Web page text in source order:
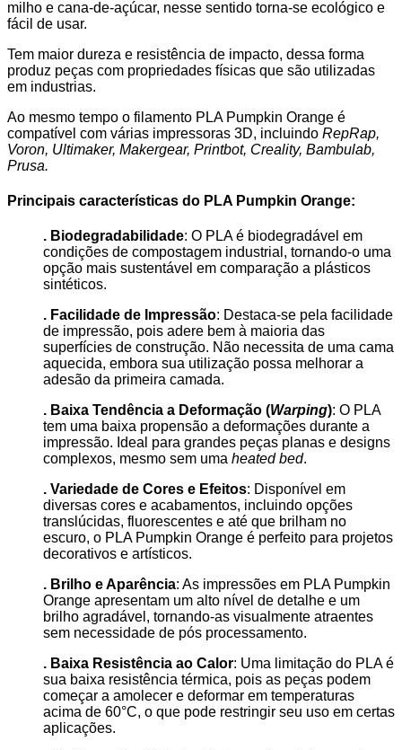
milho e cana-de-açúcar, nesse sentido torna-se ecológico e
fácil de usar.
Tem maior dureza e resistência de impacto, dessa forma
produz peças com propriedades físicas que são utilizadas
em industrias.
Ao mesmo tempo o filamento PLA Pumpkin Orange é
compatível com várias impressoras 3D, incluindo RepRap,
Voron, Ultimaker, Makergear, Printbot, Creality, Bambulab,
Prusa.
Principais características do PLA Pumpkin Orange:
. Biodegradabilidade: O PLA é biodegradável em
condições de compostagem industrial, tornando-o uma
opção mais sustentável em comparação a plásticos
sintéticos.
. Facilidade de Impressão: Destaca-se pela facilidade
de impressão, pois adere bem à maioria das
superfícies de construção. Não necessita de uma cama
aquecida, embora sua utilização possa melhorar a
adesão da primeira camada.
. Baixa Tendência a Deformação (Warping): O PLA
tem uma baixa propensão a deformações durante a
impressão. Ideal para grandes peças planas e designs
complexos, mesmo sem uma heated bed.
. Variedade de Cores e Efeitos: Disponível em
diversas cores e acabamentos, incluindo opções
translúcidas, fluorescentes e até que brilham no
escuro, o PLA Pumpkin Orange é perfeito para projetos
decorativos e artísticos.
. Brilho e Aparência: As impressões em PLA Pumpkin
Orange apresentam um alto nível de detalhe e um
brilho agradável, tornando-as visualmente atraentes
sem necessidade de pós processamento.
. Baixa Resistência ao Calor: Uma limitação do PLA é
sua baixa resistência térmica, pois as peças podem
começar a amolecer e deformar em temperaturas
acima de 60°C, o que pode restringir seu uso em certas
aplicações.